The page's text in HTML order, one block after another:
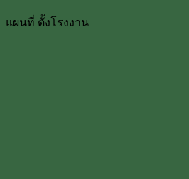
แผนที่ ตั้งโรงงาน